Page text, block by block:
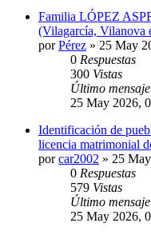
Familia LÓPEZ
(Vilagarcía, Vilanova
porPérez » 25 May
0 Respuestas
300 Vistas
Último mensaje
25 May 2026,
Identificación de
licencia matrimonial
porcar2002 » 25
0 Respuestas
579 Vistas
Último mensaje
25 May 2026,